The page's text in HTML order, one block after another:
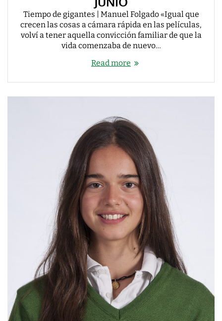
Tiempo de gigantes | Manuel Folgado «Igual que
crecen las cosas a cámara rápida en las películas,
volví a tener aquella convicción familiar de que la
vida comenzaba de nuevo…
Read more